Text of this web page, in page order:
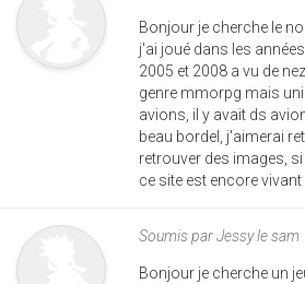
Bonjour je cherche le
j'ai joué dans les
2005 et 2008 a vu de
genre mmorpg mais
avions, il y avait ds
beau bordel, j'aimerai
retrouver des images,
ce site est encore vivant
Soumis parJessyle sam
Bonjour je cherche un